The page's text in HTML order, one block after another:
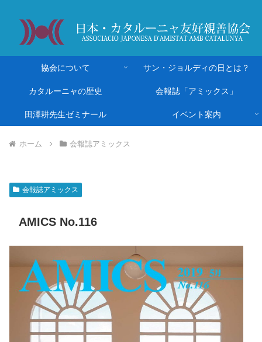
協会について サン・ジョルディの日とは？
カタルーニャの歴史 会報誌「アミックス」
田澤耕先生ゼミナール イベント案内
ホーム 会報誌アミックス
会報誌アミックス
AMICS No.116